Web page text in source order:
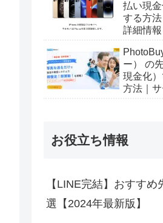
払い現
する方法
詳細情報
ー） の
現金化
方法｜
お役立ち情報
【LINE完結】おすす
選【2024年最新版】